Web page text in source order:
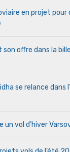
en projet pour
son offre dans la
se relance dans
un vol d’hiver